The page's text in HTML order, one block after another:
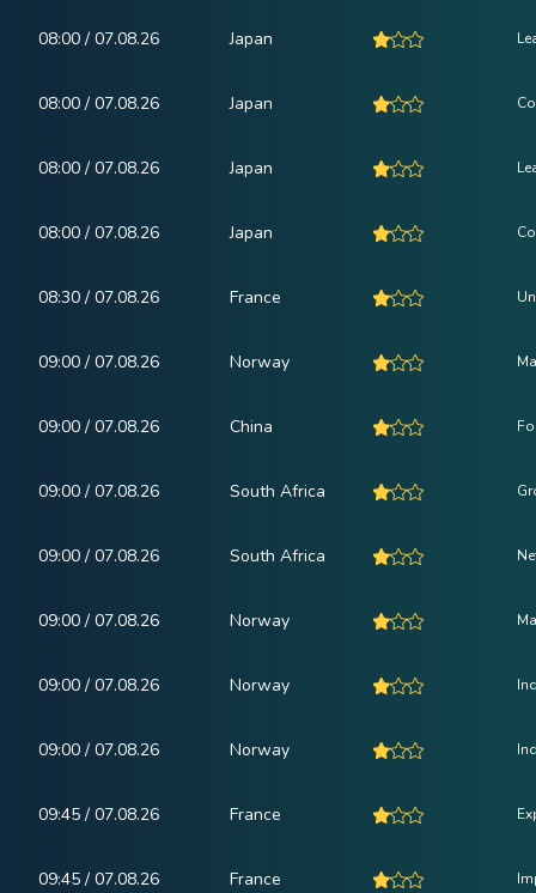
08:00 / 07.08.26 Japan
08:00 / 07.08.26 Japan
08:00 / 07.08.26 Japan
08:00 / 07.08.26 Japan
08:30 / 07.08.26 France
09:00 / 07.08.26 Norway
09:00 / 07.08.26 China
09:00 / 07.08.26 South Africa
09:00 / 07.08.26 South Africa
09:00 / 07.08.26 Norway
09:00 / 07.08.26 Norway
09:00 / 07.08.26 Norway
09:45 / 07.08.26 France
09:45 / 07.08.26 France